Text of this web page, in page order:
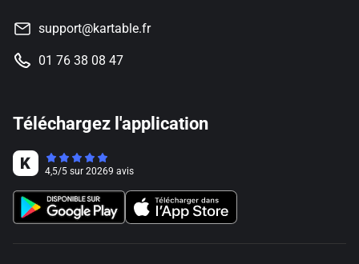
support@kartable.fr
01 76 38 08 47
Téléchargez l'application
4,5/5 sur 20269 avis